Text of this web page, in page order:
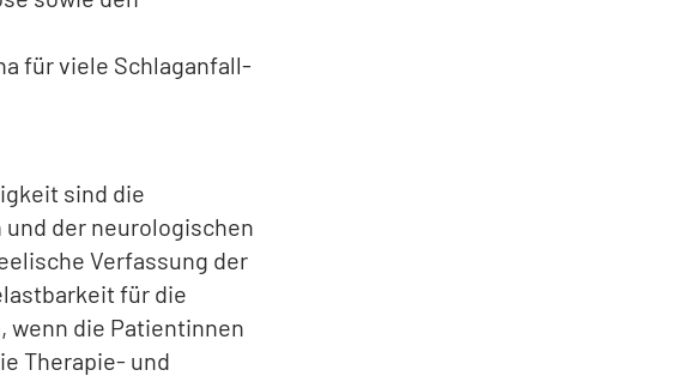
für viele Schlaganfall-
sind die
der neurologischen
Verfassung der
für die
wenn die Patientinnen
Therapie- und